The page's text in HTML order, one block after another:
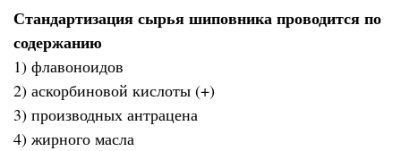
Стандартизация сырья шиповника проводится по
содержанию
1) флавоноидов
2) аскорбиновой кислоты (+)
3) производных антрацена
4) жирного масла